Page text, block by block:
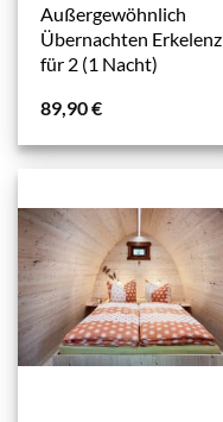
Außergewöhnlich
Übernachten Erkelenz
für 2 (1 Nacht)
89,90€